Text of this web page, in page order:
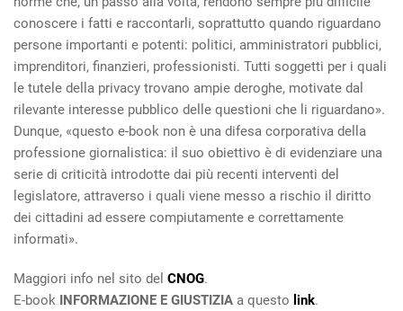
conoscere i fatti e raccontarli, soprattutto quando riguardano
persone importanti e potenti: politici, amministratori pubblici,
imprenditori, finanzieri, professionisti. Tutti soggetti per i quali
le tutele della privacy trovano ampie deroghe, motivate dal
rilevante interesse pubblico delle questioni che li riguardano».
Dunque, «questo e-book non è una difesa corporativa della
professione giornalistica: il suo obiettivo è di evidenziare una
serie di criticità introdotte dai più recenti interventi del
legislatore, attraverso i quali viene messo a rischio il diritto
dei cittadini ad essere compiutamente e correttamente
informati».
Maggiori info nel sito del CNOG.
E-book INFORMAZIONE E GIUSTIZIA a questo link.